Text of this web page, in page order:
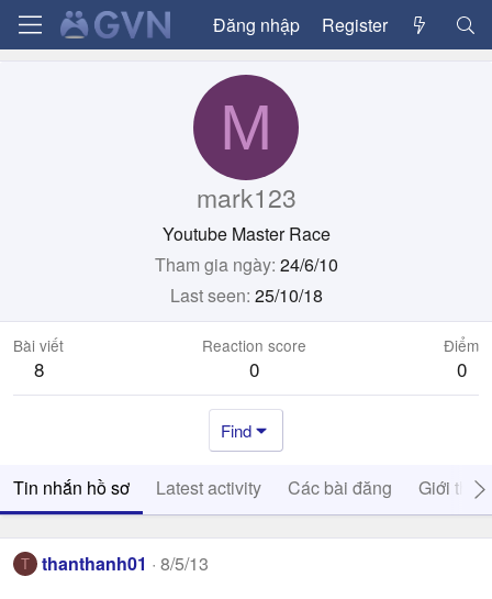
Đăng nhập Register
M
mark123
Youtube Master Race
Tham gia ngày 24/6/10
Last seen 25/10/18
Bài viết
8
Reaction score
0
Điểm
0
Find
Tin nhắn hồ sơ Latest activity Các bài đăng Giới thiệu
T thanthanh01 8/5/13